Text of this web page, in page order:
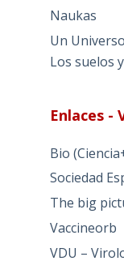
Naukas
Un
Los suelos
Enlaces -
Bio
Sociedad
The big
Vaccineorb
VDU –